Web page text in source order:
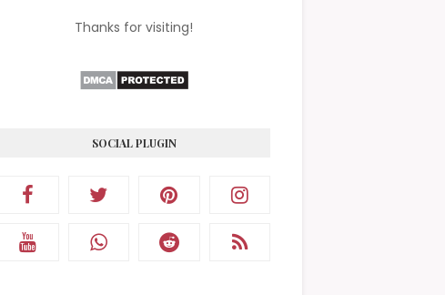
Thanks for visiting!
SOCIAL PLUGIN